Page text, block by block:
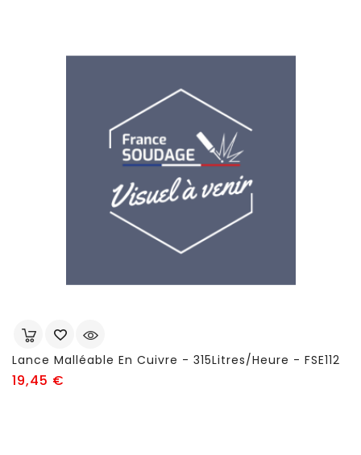
Lance Malléable En Cuivre - 315Litres/heure - FSE112
19,45 €